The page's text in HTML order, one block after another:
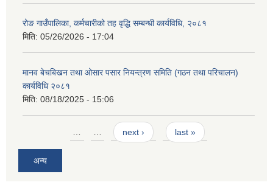
रोङ गाउँपालिका, कर्मचारीको तह वृद्धि सम्बन्धी कार्यविधि, २०८१
मिति: 05/26/2026 - 17:04
मानव बेचबिखन तथा ओसार पसार नियन्त्रण समिति (गठन तथा परिचालन)
कार्यविधि २०८१
मिति: 08/18/2025 - 15:06
… … next › last »
अन्य